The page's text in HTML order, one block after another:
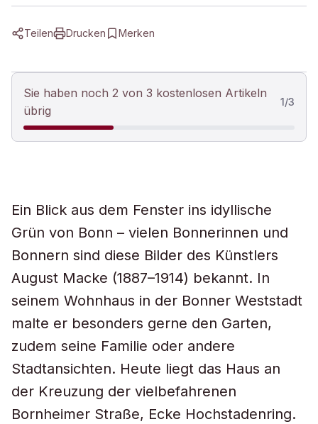
Teilen Drucken Merken
Sie haben noch 2 von 3 kostenlosen Artikeln
übrig
1/3
Ein Blick aus dem Fenster ins idyllische
Grün von Bonn – vielen Bonnerinnen und
Bonnern sind diese Bilder des Künstlers
August Macke (1887–1914) bekannt. In
seinem Wohnhaus in der Bonner Weststadt
malte er besonders gerne den Garten,
zudem seine Familie oder andere
Stadtansichten. Heute liegt das Haus an
der Kreuzung der vielbefahrenen
Bornheimer Straße, Ecke Hochstadenring.